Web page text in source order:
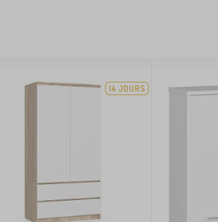
14 JOURS